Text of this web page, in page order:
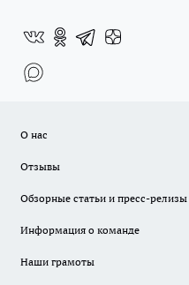
О нас
Отзывы
Обзорные статьи и пресс-релизы
Информация о команде
Наши грамоты